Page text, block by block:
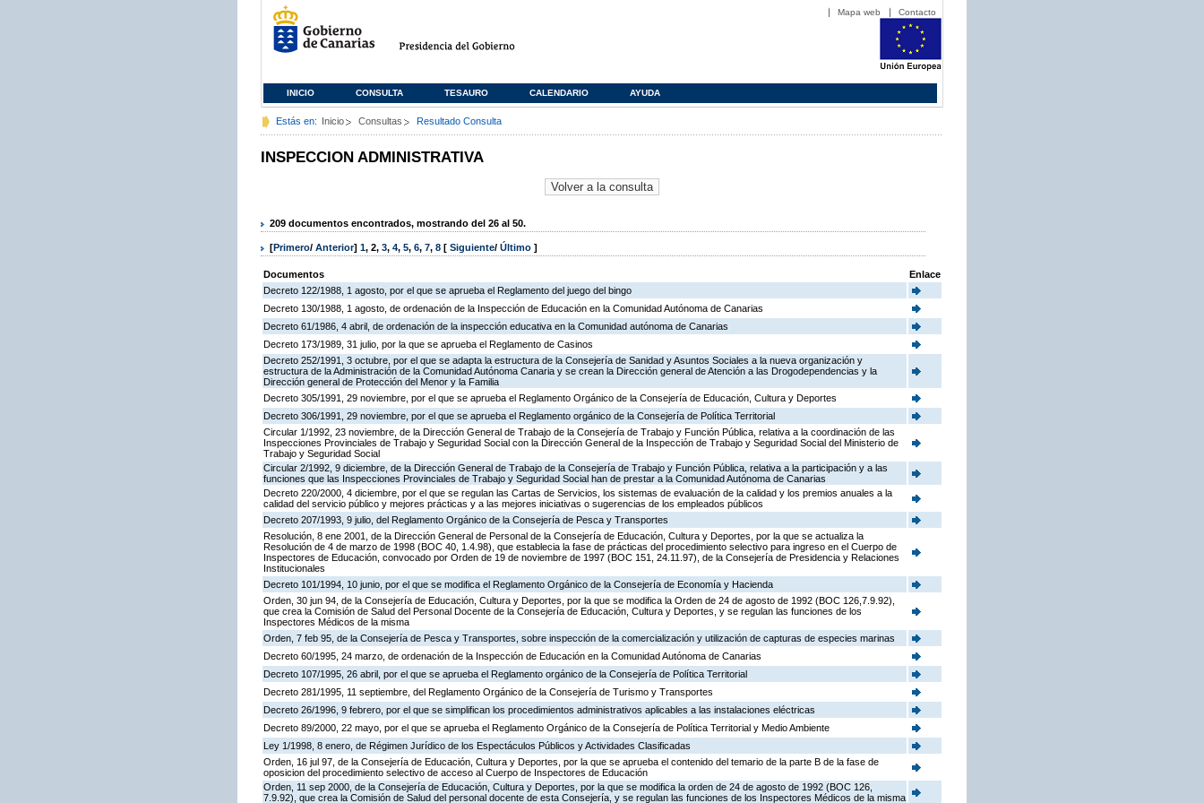
Mapa web Contacto
INICIO CONSULTA TESAURO CALENDARIO AYUDA
Estás en: Inicio Consultas Resultado Consulta
INSPECCION ADMINISTRATIVA
209 documentos encontrados, mostrando del 26 al 50.
[Primero/ Anterior] 1, 2, 3, 4, 5, 6, 7, 8 [ Siguiente/ Último ]
Documentos
Enlace
Decreto 122/1988, 1 agosto, por el que se aprueba el Reglamento del juego del bingo
Decreto 130/1988, 1 agosto, de ordenación de la Inspección de Educación en la Comunidad Autónoma de Canarias
Decreto 61/1986, 4 abril, de ordenación de la inspección educativa en la Comunidad autónoma de Canarias
Decreto 173/1989, 31 julio, por la que se aprueba el Reglamento de Casinos
Decreto 252/1991, 3 octubre, por el que se adapta la estructura de la Consejería de Sanidad y Asuntos Sociales a la nueva organización y
estructura de la Administración de la Comunidad Autónoma Canaria y se crean la Dirección general de Atención a las Drogodependencias y la
Dirección general de Protección del Menor y la Familia
Decreto 305/1991, 29 noviembre, por el que se aprueba el Reglamento Orgánico de la Consejería de Educación, Cultura y Deportes
Decreto 306/1991, 29 noviembre, por el que se aprueba el Reglamento orgánico de la Consejería de Política Territorial
Circular 1/1992, 23 noviembre, de la Dirección General de Trabajo de la Consejería de Trabajo y Función Pública, relativa a la coordinación de las
Inspecciones Provinciales de Trabajo y Seguridad Social con la Dirección General de la Inspección de Trabajo y Seguridad Social del Ministerio de
Trabajo y Seguridad Social
Circular 2/1992, 9 diciembre, de la Dirección General de Trabajo de la Consejería de Trabajo y Función Pública, relativa a la participación y a las
funciones que las Inspecciones Provinciales de Trabajo y Seguridad Social han de prestar a la Comunidad Autónoma de Canarias
Decreto 220/2000, 4 diciembre, por el que se regulan las Cartas de Servicios, los sistemas de evaluación de la calidad y los premios anuales a la
calidad del servicio público y mejores prácticas y a las mejores iniciativas o sugerencias de los empleados públicos
Decreto 207/1993, 9 julio, del Reglamento Orgánico de la Consejería de Pesca y Transportes
Resolución, 8 ene 2001, de la Dirección General de Personal de la Consejería de Educación, Cultura y Deportes, por la que se actualiza la
Resolución de 4 de marzo de 1998 (BOC 40, 1.4.98), que establecia la fase de prácticas del procedimiento selectivo para ingreso en el Cuerpo de
Inspectores de Educación, convocado por Orden de 19 de noviembre de 1997 (BOC 151, 24.11.97), de la Consejería de Presidencia y Relaciones
Institucionales
Decreto 101/1994, 10 junio, por el que se modifica el Reglamento Orgánico de la Consejería de Economía y Hacienda
Orden, 30 jun 94, de la Consejería de Educación, Cultura y Deportes, por la que se modifica la Orden de 24 de agosto de 1992 (BOC 126,7.9.92),
que crea la Comisión de Salud del Personal Docente de la Consejería de Educación, Cultura y Deportes, y se regulan las funciones de los
Inspectores Médicos de la misma
Orden, 7 feb 95, de la Consejería de Pesca y Transportes, sobre inspección de la comercialización y utilización de capturas de especies marinas
Decreto 60/1995, 24 marzo, de ordenación de la Inspección de Educación en la Comunidad Autónoma de Canarias
Decreto 107/1995, 26 abril, por el que se aprueba el Reglamento orgánico de la Consejería de Política Territorial
Decreto 281/1995, 11 septiembre, del Reglamento Orgánico de la Consejería de Turismo y Transportes
Decreto 26/1996, 9 febrero, por el que se simplifican los procedimientos administrativos aplicables a las instalaciones eléctricas
Decreto 89/2000, 22 mayo, por el que se aprueba el Reglamento Orgánico de la Consejería de Política Territorial y Medio Ambiente
Ley 1/1998, 8 enero, de Régimen Jurídico de los Espectáculos Públicos y Actividades Clasificadas
Orden, 16 jul 97, de la Consejería de Educación, Cultura y Deportes, por la que se aprueba el contenido del temario de la parte B de la fase de
oposicion del procedimiento selectivo de acceso al Cuerpo de Inspectores de Educación
Orden, 11 sep 2000, de la Consejería de Educación, Cultura y Deportes, por la que se modifica la orden de 24 de agosto de 1992 (BOC 126,
7.9.92), que crea la Comisión de Salud del personal docente de esta Consejería, y se regulan las funciones de los Inspectores Médicos de la misma